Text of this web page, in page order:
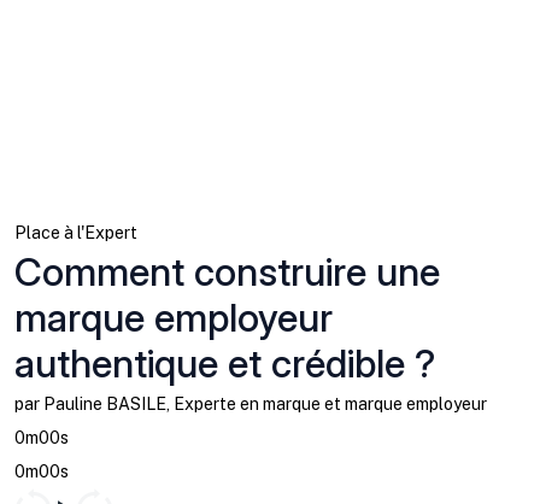
Place à l'Expert
Comment construire une
marque employeur
authentique et crédible ?
par Pauline BASILE, Experte en marque et marque employeur
0m00s
0m00s